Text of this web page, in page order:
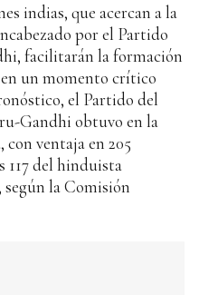
indias, que acercan a la
por el Partido
facilitarán la formación
un momento crítico
el Partido del
Gandhi obtuvo en la
ventaja en 205
117 del hinduista
según la Comisión